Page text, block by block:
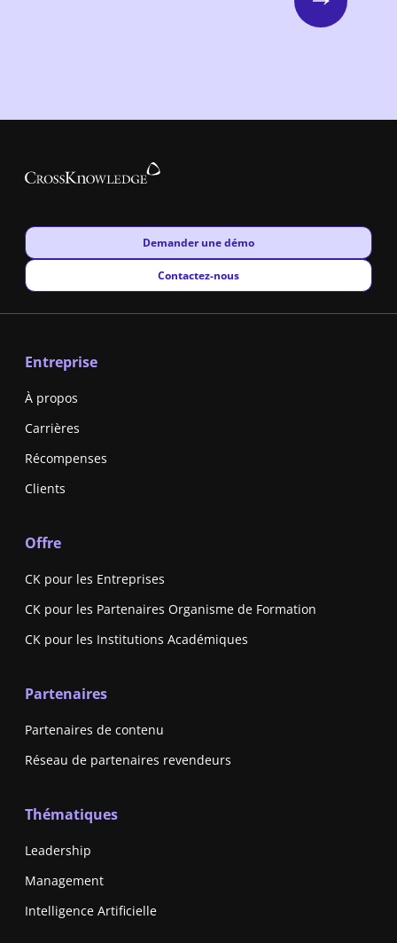
Next
New window
Demander une démo
New window
Contactez-nous
Entreprise
À propos
Carrières
Récompenses
Clients
Offre
CK pour les Entreprises
CK pour les Partenaires Organisme de Formation
CK pour les Institutions Académiques
Partenaires
Partenaires de contenu
Réseau de partenaires revendeurs
Thématiques
Leadership
Management
Intelligence Artificielle